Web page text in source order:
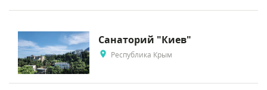
Санаторий "Киев"
Республика Крым